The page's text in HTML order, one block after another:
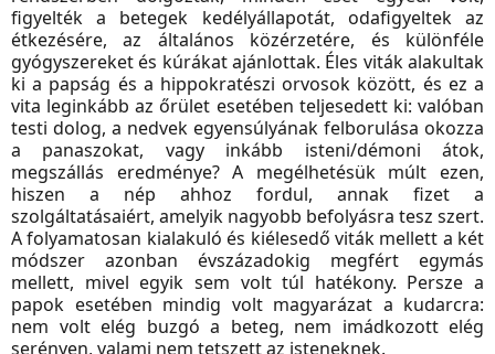
figyelték a betegek kedélyállapotát, odafigyeltek az
étkezésére, az általános közérzetére, és különféle
gyógyszereket és kúrákat ajánlottak. Éles viták alakultak
ki a papság és a hippokratészi orvosok között, és ez a
vita leginkább az őrület esetében teljesedett ki: valóban
testi dolog, a nedvek egyensúlyának felborulása okozza
a panaszokat, vagy inkább isteni/démoni átok,
megszállás eredménye? A megélhetésük múlt ezen,
hiszen a nép ahhoz fordul, annak fizet a
szolgáltatásaiért, amelyik nagyobb befolyásra tesz szert.
A folyamatosan kialakuló és kiélesedő viták mellett a két
módszer azonban évszázadokig megfért egymás
mellett, mivel egyik sem volt túl hatékony. Persze a
papok esetében mindig volt magyarázat a kudarcra:
nem volt elég buzgó a beteg, nem imádkozott elég
serényen, valami nem tetszett az isteneknek.